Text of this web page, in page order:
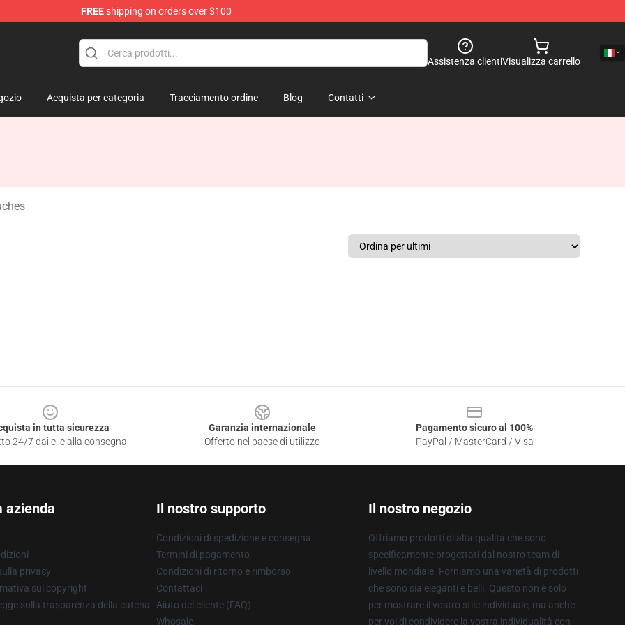
FREEshipping on orders over $100
Assistenza clientiVisualizza carrello
Acquista per categoria Tracciamento ordine Blog Contatti
in tutta sicurezza
24/7 dai clic alla consegna
Garanzia internazionale
Offerto nel paese di utilizzo
Pagamento sicuro al 100%
PayPal / MasterCard / Visa
azienda
privacy
sul copyright
sulla trasparenza della catena
Il nostro supporto
Condizioni di spedizione e consegna
Termini di pagamento
Condizioni di ritorno e rimborso
Contattaci
Aiuto del cliente (FAQ)
Whosale
Il nostro negozio
Offriamo prodotti di alta qualità che sono
specificamente progettati dal nostro team di
livello mondiale. Forniamo una varietà di prodotti
che sono sia eleganti e belli. Questo non è solo
per mostrare il vostro stile individuale, ma anche
per voi di condividere la vostra individualità con